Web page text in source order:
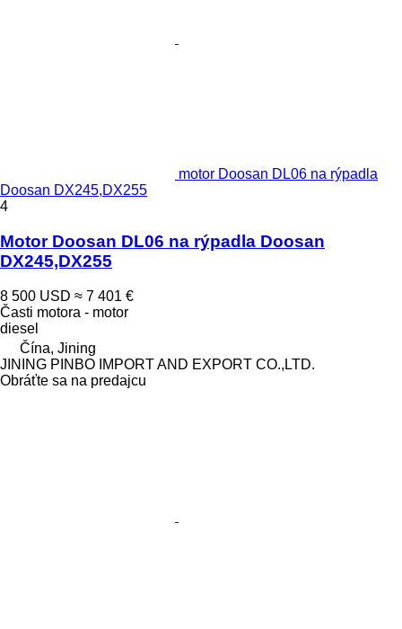
motor Doosan DL06 na rýpadla
Doosan DX245,DX255
4
Motor Doosan DL06 na rýpadla Doosan
DX245,DX255
8 500 USD ≈ 7 401 €
Časti motora - motor
diesel
Čína, Jining
JINING PINBO IMPORT AND EXPORT CO.,LTD.
Obráťte sa na predajcu